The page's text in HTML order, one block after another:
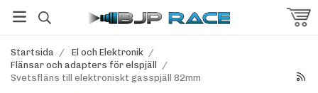
Startsida / El och Elektronik /
Flänsar och adapters för elspjäll
/
Svetsfläns till elektroniskt gasspjäll 82mm